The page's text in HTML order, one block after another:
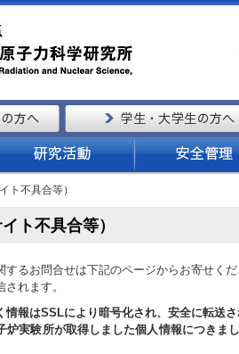
ト不具合等）
ト不具合等）
するお問合せは下記のページからお寄せく
れます。
情報はSSLにより暗号化され、安全に転送
炉実験所が取得しました個人情報につき